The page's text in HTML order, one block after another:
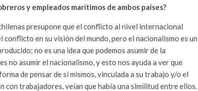
y empleados marítimos de ambos países?
presupone que el conflicto al nivel internacional
en su visión del mundo, pero el nacionalismo es un
no es una idea que podemos asumir de la
no asumir el nacionalismo, y esto nos ayuda a ver que
de pensar de sí mismos, vinculada a su trabajo y/o el
trabajadores, veían que había una similitud entre ellos.